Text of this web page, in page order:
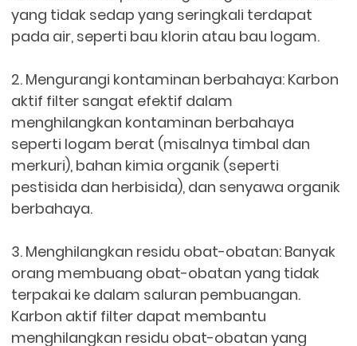
yang tidak sedap yang seringkali terdapat
pada air, seperti bau klorin atau bau logam.
2. Mengurangi kontaminan berbahaya: Karbon
aktif filter sangat efektif dalam
menghilangkan kontaminan berbahaya
seperti logam berat (misalnya timbal dan
merkuri), bahan kimia organik (seperti
pestisida dan herbisida), dan senyawa organik
berbahaya.
3. Menghilangkan residu obat-obatan: Banyak
orang membuang obat-obatan yang tidak
terpakai ke dalam saluran pembuangan.
Karbon aktif filter dapat membantu
menghilangkan residu obat-obatan yang